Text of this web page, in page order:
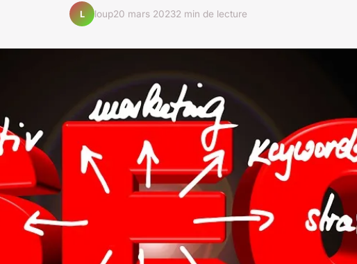
L loup20 mars 20232 min de lecture